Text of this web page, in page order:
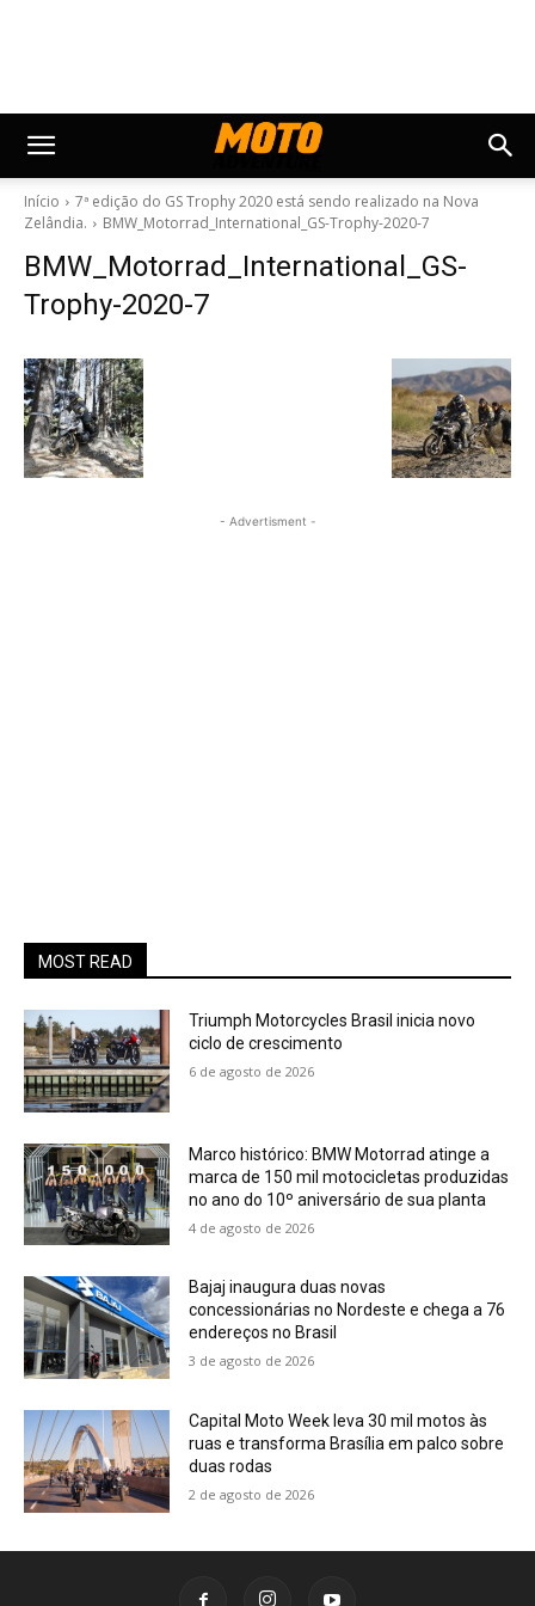
Início
7ª edição do GS Trophy 2020 está sendo realizado na Nova
Zelândia.
BMW_Motorrad_International_GS-Trophy-2020-7
BMW_Motorrad_International_GS-
Trophy-2020-7
- Advertisment -
MOST READ
Triumph Motorcycles Brasil inicia novo
ciclo de crescimento
6 de agosto de 2026
Marco histórico: BMW Motorrad atinge a
marca de 150 mil motocicletas produzidas
no ano do 10º aniversário de sua planta
4 de agosto de 2026
Bajaj inaugura duas novas
concessionárias no Nordeste e chega a 76
endereços no Brasil
3 de agosto de 2026
Capital Moto Week leva 30 mil motos às
ruas e transforma Brasília em palco sobre
duas rodas
2 de agosto de 2026